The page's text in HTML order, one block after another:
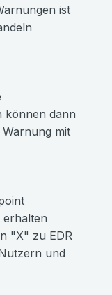
ist
können dann
mit
erhalten
"X" zu EDR
und